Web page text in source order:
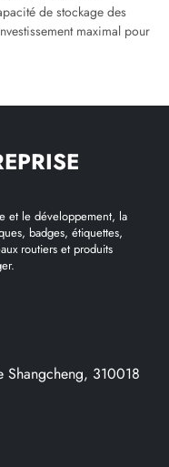
de stockage des
maximal pour
et le développement, la
badges, étiquettes,
routiers et produits
Shangcheng, 310018